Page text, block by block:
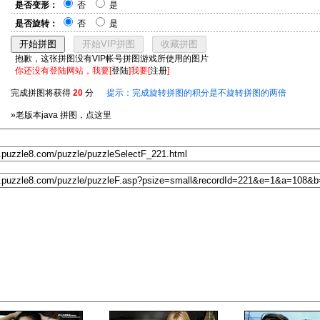
是否变形： 否
是
是否旋转：
否 是
抱歉，这张拼图没有VIP帐号拼图游戏所使用的图片
你还没有登陆网站，我要[登陆]我要[注册]
完成拼图将获得 20 分 提示：完成旋转拼图的积分是不旋转拼图的两倍
»老版本java 拼图，点这里